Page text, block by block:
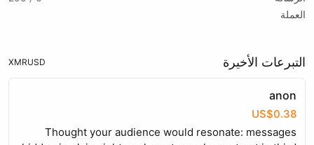
العملة
التبرعات الأخيرة USD
XMR
anon
US$0.38
Thought your audience would resonate: messages